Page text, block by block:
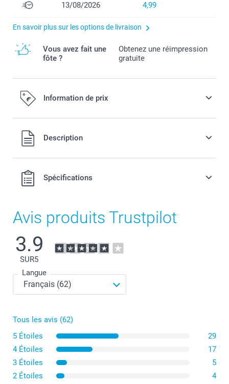
13/08/2026 4,99
En savoir plus sur les options de livraison
Vous avez fait une
fôte ?
Obtenez une réimpression
gratuite
Information de prix
Tous les prix sont en EURO (€), TVA incluse et hors frais de
port.
Description
Spécifications
Avis produits Trustpilot
3.9
SUR5
Langue
Tous les avis (62)
5 Étoiles
29
4 Étoiles
17
3 Étoiles
5
2 Étoiles
4